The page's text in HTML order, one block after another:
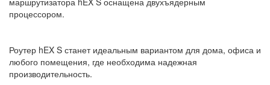
процессором.
Роутер hEX S станет идеальным вариантом для дома, офиса и
любого помещения, где необходима надежная
производительность.